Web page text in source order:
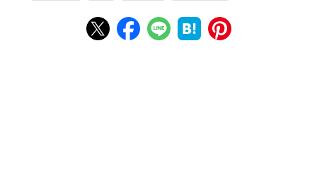
(>_<｡) 靴下とか、片足で立って履けないくらい痛いです😣
温めるとマシになるので貼るカイロを腰に貼ってしのいでい